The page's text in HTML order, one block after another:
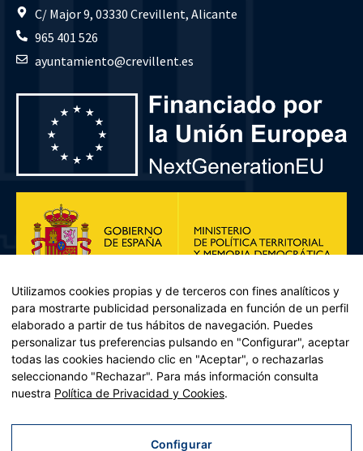
C/ Major 9, 03330 Crevillent, Alicante
965 401 526
ayuntamiento@crevillent.es
Plan de Recuperación, Transformación y Resiliencia – Financiado por
Recuperación y resiliencia, establecido por el Reglamento (UE)
2021/241 del Parlamento Europeo y del Consejo, de 12 de febrero
Utilizamos cookies propias y de terceros con fines analíticos y
para mostrarte publicidad personalizada en función de un perfil
elaborado a partir de tus hábitos de navegación. Puedes
personalizar tus preferencias pulsando en "Configurar", aceptar
todas las cookies haciendo clic en "Aceptar", o rechazarlas
seleccionando "Rechazar". Para más información consulta
nuestra Política de Privacidad y Cookies.
Configurar